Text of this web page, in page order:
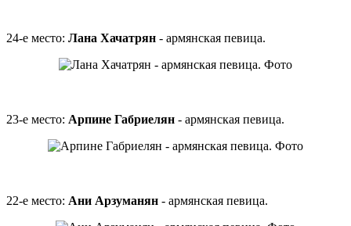
24-е место: Лана Хачатрян - армянская певица.
23-е место: Арпине Габриелян - армянская певица.
22-е место: Ани Арзуманян - армянская певица.